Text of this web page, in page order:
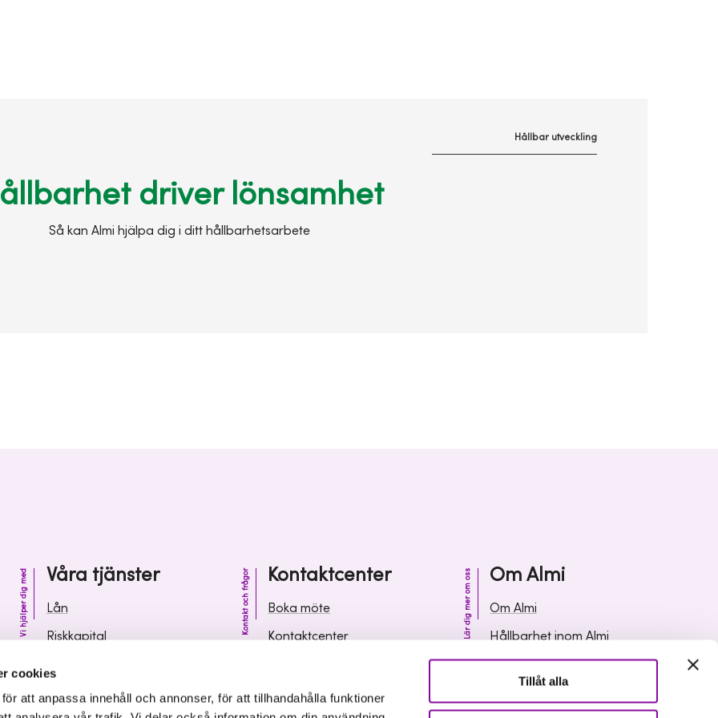
cookies
att anpassa innehåll och annonser, för att tillhandahålla funktioner
Tillåt alla
Hållbar utveckling
driver lönsamhet
Så kan Almi hjälpa dig i ditt hållbarhetsarbete
Våra tjänster
Vi hjälper dig med
Lån
Riskkapital
Kunskap och inspiration
Kontaktcenter
Kontakt och frågor
Boka möte
Kontaktcenter
Leverantörsinformation
Om Almi
Lär dig mer om oss
Om Almi
Hållbarhet inom Almi
Organisation